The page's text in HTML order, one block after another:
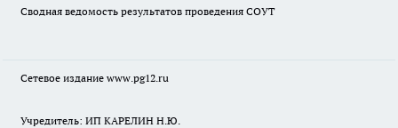
Сводная ведомость результатов проведения СОУТ
Сетевое издание www.pg12.ru
Учредитель: ИП КАРЕЛИН Н.Ю.